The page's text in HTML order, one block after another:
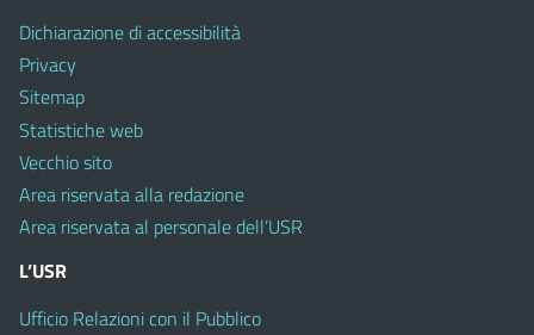
Dichiarazione di accessibilità
Privacy
Sitemap
Statistiche web
Vecchio sito
Area riservata alla redazione
Area riservata al personale dell’USR
L’USR
Ufficio Relazioni con il Pubblico